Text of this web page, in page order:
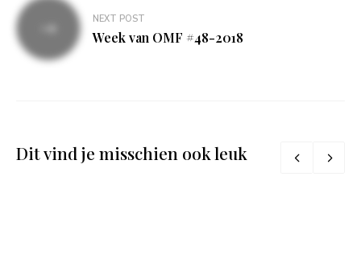
NEXT POST
Week van OMF #48-2018
Dit vind je misschien ook leuk